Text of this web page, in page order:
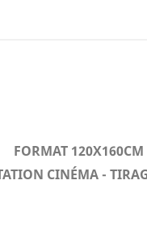
FORMAT 120X160CM
CINÉMA -